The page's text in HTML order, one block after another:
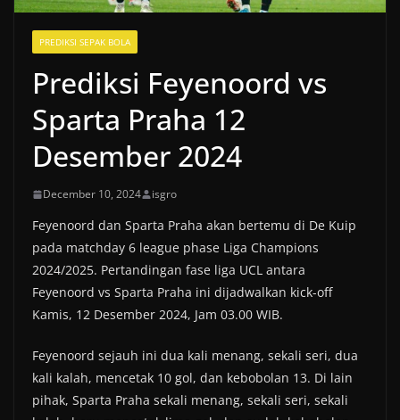
PREDIKSI SEPAK BOLA
Prediksi Feyenoord vs
Sparta Praha 12
Desember 2024
December 10, 2024 isgro
Feyenoord dan Sparta Praha akan bertemu di De Kuip
pada matchday 6 league phase Liga Champions
2024/2025. Pertandingan fase liga UCL antara
Feyenoord vs Sparta Praha ini dijadwalkan kick-off
Kamis, 12 Desember 2024, Jam 03.00 WIB.
Feyenoord sejauh ini dua kali menang, sekali seri, dua
kali kalah, mencetak 10 gol, dan kebobolan 13. Di lain
pihak, Sparta Praha sekali menang, sekali seri, sekali